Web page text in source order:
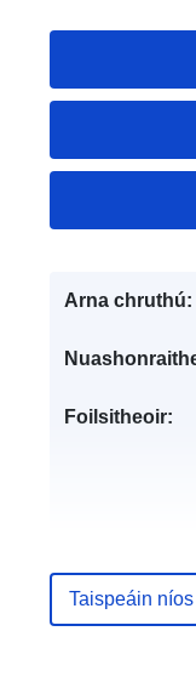
Arna chruthú:
Foilsitheoir:
Taifead
Taispeáin